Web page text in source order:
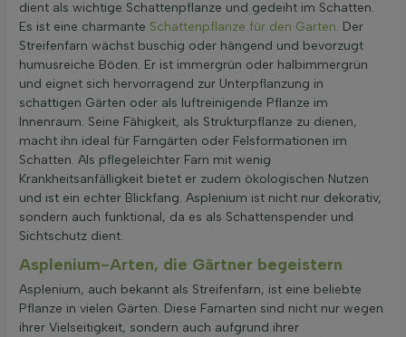
dient als wichtige Schattenpflanze und gedeiht im Schatten.
Es ist eine charmante Schattenpflanze für den Garten. Der
Streifenfarn wächst buschig oder hängend und bevorzugt
humusreiche Böden. Er ist immergrün oder halbimmergrün
und eignet sich hervorragend zur Unterpflanzung in
schattigen Gärten oder als luftreinigende Pflanze im
Innenraum. Seine Fähigkeit, als Strukturpflanze zu dienen,
macht ihn ideal für Farngärten oder Felsformationen im
Schatten. Als pflegeleichter Farn mit wenig
Krankheitsanfälligkeit bietet er zudem ökologischen Nutzen
und ist ein echter Blickfang. Asplenium ist nicht nur dekorativ,
sondern auch funktional, da es als Schattenspender und
Sichtschutz dient.
Asplenium-Arten, die Gärtner begeistern
Asplenium, auch bekannt als Streifenfarn, ist eine beliebte
Pflanze in vielen Gärten. Diese Farnarten sind nicht nur wegen
ihrer Vielseitigkeit, sondern auch aufgrund ihrer